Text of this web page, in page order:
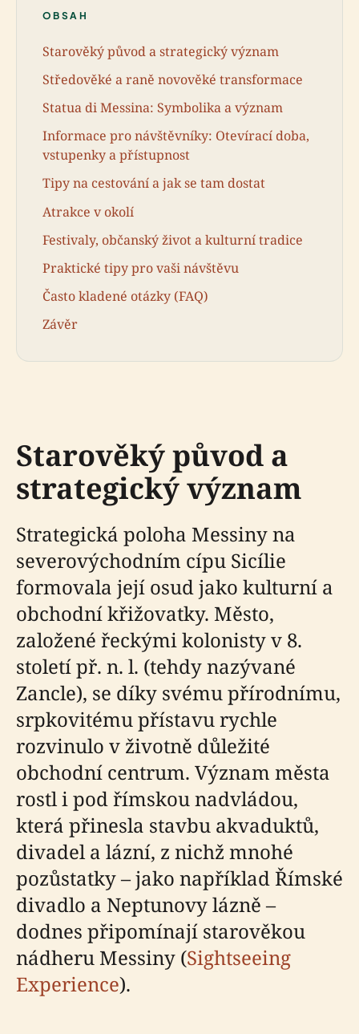
OBSAH
Starověký původ a strategický význam
Středověké a raně novověké transformace
Statua di Messina: Symbolika a význam
Informace pro návštěvníky: Otevírací doba,
vstupenky a přístupnost
Tipy na cestování a jak se tam dostat
Atrakce v okolí
Festivaly, občanský život a kulturní tradice
Praktické tipy pro vaši návštěvu
Často kladené otázky (FAQ)
Závěr
Starověký původ a
strategický význam
Strategická poloha Messiny na
severovýchodním cípu Sicílie
formovala její osud jako kulturní a
obchodní křižovatky. Město,
založené řeckými kolonisty v 8.
století př. n. l. (tehdy nazývané
Zancle), se díky svému přírodnímu,
srpkovitému přístavu rychle
rozvinulo v životně důležité
obchodní centrum. Význam města
rostl i pod římskou nadvládou,
která přinesla stavbu akvaduktů,
divadel a lázní, z nichž mnohé
pozůstatky – jako například Římské
divadlo a Neptunovy lázně –
dodnes připomínají starověkou
nádheru Messiny (Sightseeing
Experience).